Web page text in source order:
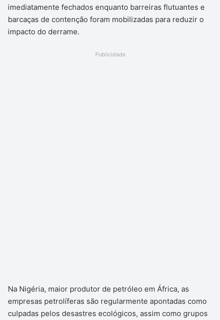
imediatamente fechados enquanto barreiras flutuantes e
barcaças de contenção foram mobilizadas para reduzir o
impacto do derrame.
Publicidade
Na Nigéria, maior produtor de petróleo em África, as
empresas petrolíferas são regularmente apontadas como
culpadas pelos desastres ecológicos, assim como grupos